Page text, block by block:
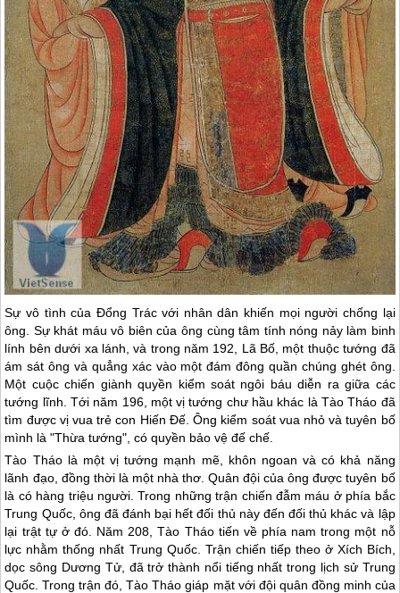
Sự vô tình của Đổng Trác với nhân dân khiến mọi người chống lại
ông. Sự khát máu vô biên của ông cùng tâm tính nóng nảy làm binh
lính bên dưới xa lánh, và trong năm 192, Lã Bố, một thuộc tướng đã
ám sát ông và quẳng xác vào một đám đông quần chúng ghét ông.
Một cuộc chiến giành quyền kiểm soát ngôi báu diễn ra giữa các
tướng lĩnh. Tới năm 196, một vị tướng chư hầu khác là Tào Tháo đã
tìm được vị vua trẻ con Hiến Đế. Ông kiểm soát vua nhỏ và tuyên bố
mình là "Thừa tướng", có quyền bảo vệ đế chế.
Tào Tháo là một vị tướng mạnh mẽ, khôn ngoan và có khả năng
lãnh đạo, đồng thời là một nhà thơ. Quân đội của ông được tuyên bố
là có hàng triệu người. Trong những trận chiến đẫm máu ở phía bắc
Trung Quốc, ông đã đánh bại hết đối thủ này đến đối thủ khác và lập
lại trật tự ở đó. Năm 208, Tào Tháo tiến về phía nam trong một nỗ
lực nhằm thống nhất Trung Quốc. Trận chiến tiếp theo ở Xích Bích,
dọc sông Dương Tử, đã trở thành nổi tiếng nhất trong lịch sử Trung
Quốc . Trong trận đó, Tào Tháo giáp mặt với đội quân đồng minh của